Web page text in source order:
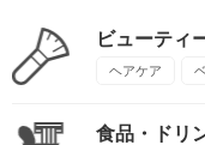
ビューティ
ヘアケア
食品・ドリ